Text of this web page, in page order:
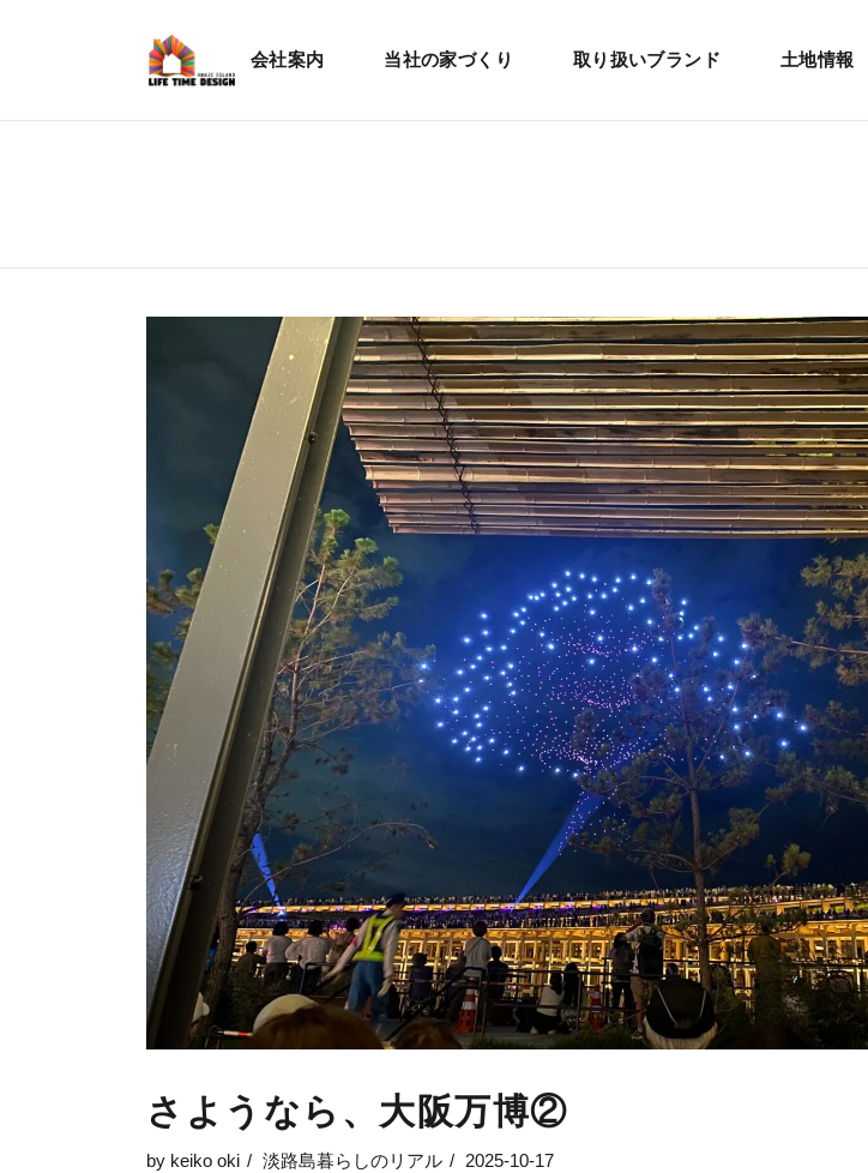
会社案内 当社の家づくり 取り扱いブランド 土地情報
さようなら、大阪万博②
by keiko oki 淡路島暮らしのリアル 2025-10-17